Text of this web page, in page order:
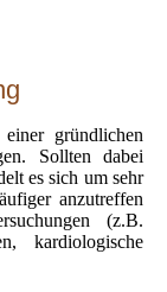
gründlichen
Sollten dabei
es sich um sehr
anzutreffen
(z.B.
kardiologische